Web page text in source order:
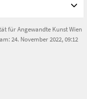
für Angewandte Kunst Wien
24. November 2022, 09:12